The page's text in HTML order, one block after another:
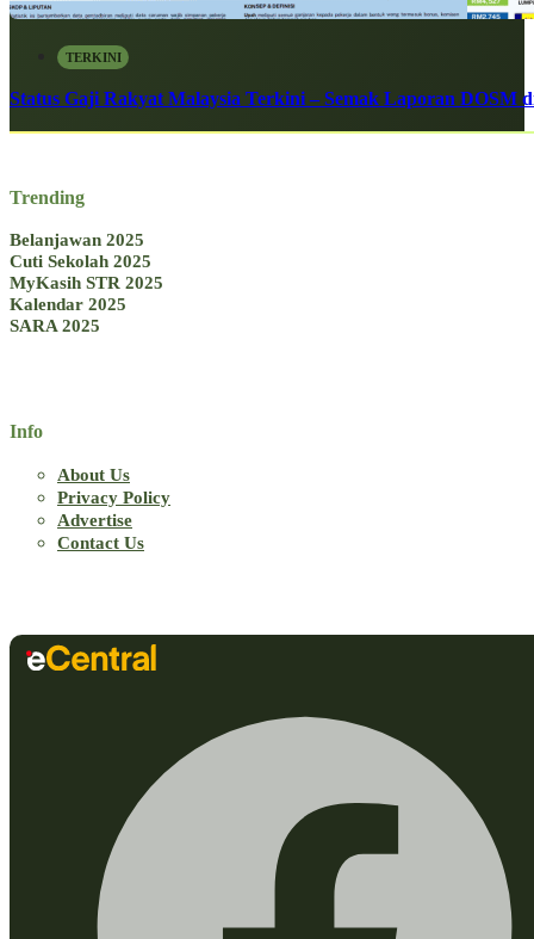
TERKINI
Status Gaji Rakyat Malaysia Terkini – Semak Laporan DOSM
Trending
Belanjawan 2025
Cuti Sekolah 2025
MyKasih STR 2025
Kalendar 2025
SARA 2025
Info
About Us
Privacy Policy
Advertise
Contact Us